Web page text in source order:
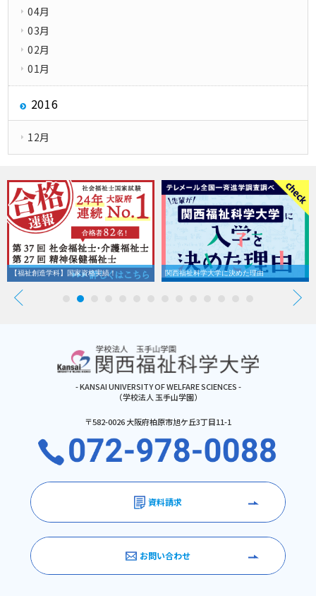
04月
03月
02月
01月
2016
12月
【福祉創造学科】国家資格実績！ 関西福祉科学大学に決めた理由
- KANSAI UNIVERSITY OF WELFARE SCIENCES -
（学校法人 玉手山学園）
〒582-0026 大阪府柏原市旭ケ丘3丁目11-1
資料請求
お問い合わせ